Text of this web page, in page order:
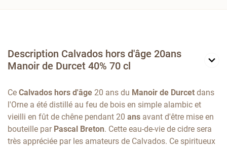
Description Calvados hors d'âge 20ans
Manoir de Durcet 40% 70 cl
Ce Calvados hors d'âge 20 ans du Manoir de Durcet dans
l'Orne a été distillé au feu de bois en simple alambic et
vieilli en fût de chêne pendant 20 ans avant d'être mise en
bouteille par Pascal Breton. Cette eau-de-vie de cidre sera
très appréciée par les amateurs de Calvados. Ce spiritueux